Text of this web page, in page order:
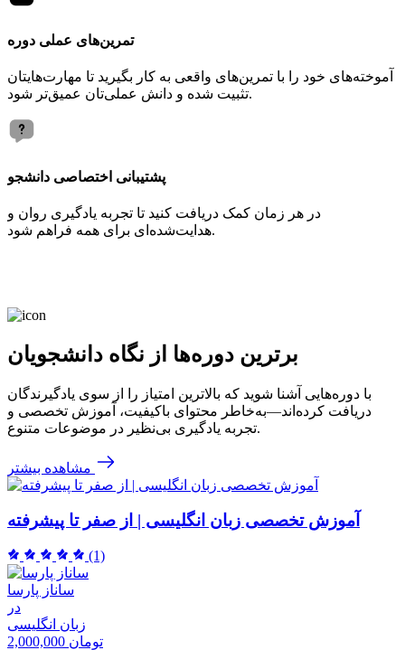
تمرین‌های عملی دوره
آموخته‌های خود را با تمرین‌های واقعی به کار بگیرید تا مهارت‌هایتان
تثبیت شده و دانش عملی‌تان عمیق‌تر شود.
پشتیبانی اختصاصی دانشجو
در هر زمان کمک دریافت کنید تا تجربه یادگیری روان و
هدایت‌شده‌ای برای همه فراهم شود.
برترین دوره‌ها از نگاه دانشجویان
با دوره‌هایی آشنا شوید که بالاترین امتیاز را از سوی یادگیرندگان
دریافت کرده‌اند—به‌خاطر محتوای باکیفیت، آموزش تخصصی و
تجربه یادگیری بی‌نظیر در موضوعات متنوع.
مشاهده بیشتر
آموزش تخصصی زبان انگلیسی | از صفر تا پیشرفته
(1)
ساناز پارسا
در
زبان انگلیسی
2,000,000 تومان